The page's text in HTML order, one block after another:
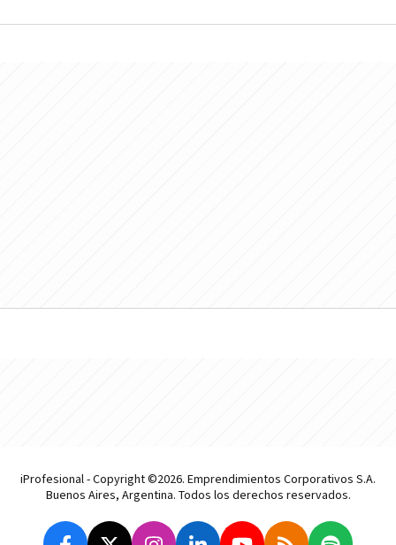
iProfesional - Copyright ©2026. Emprendimientos Corporativos S.A.
Buenos Aires, Argentina. Todos los derechos reservados.